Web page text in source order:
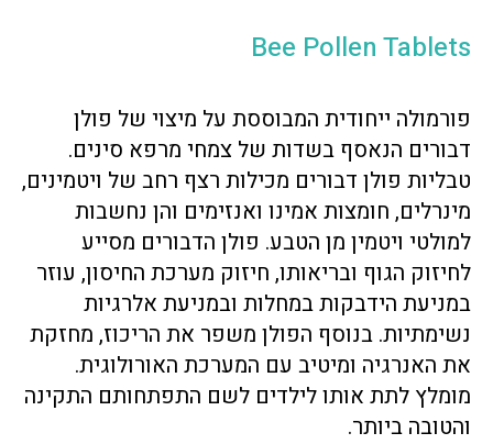
Bee Pollen Tablets
פורמולה ייחודית המבוססת על מיצוי של פולן
דבורים הנאסף בשדות של צמחי מרפא סינים.
טבליות פולן דבורים מכילות רצף רחב של ויטמינים,
מינרלים, חומצות אמינו ואנזימים והן נחשבות
למולטי ויטמין מן הטבע. פולן הדבורים מסייע
לחיזוק הגוף ובריאותו, חיזוק מערכת החיסון, עוזר
במניעת הידבקות במחלות ובמניעת אלרגיות
נשימתיות. בנוסף הפולן משפר את הריכוז, מחזקת
את האנרגיה ומיטיב עם המערכת האורולוגית.
מומלץ לתת אותו לילדים לשם התפתחותם התקינה
והטובה ביותר.